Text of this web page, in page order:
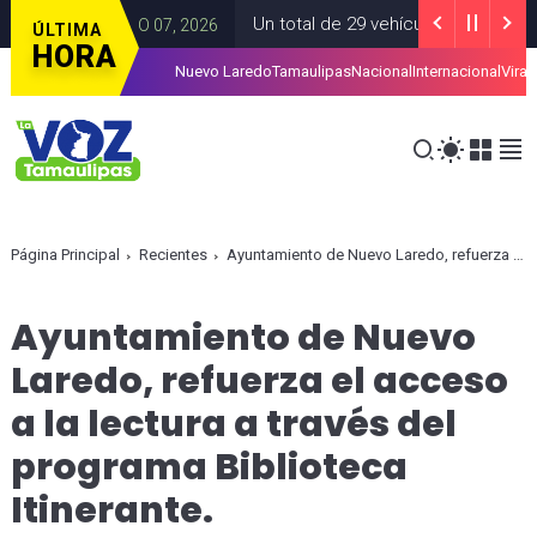
ÚLTIMA
HORA
AGOSTO 07, 2026 Un total de 29 vehículos robados fueron
CDMEXICO AGOSTO 07, 2026
Nuevo LaredoTamaulipasNacional Internacional Viral
Página Principal Recientes Ayuntamiento de Nuevo Laredo, refuerza el acceso a la lectura a través del programa Biblioteca Itinerante.
Ayuntamiento de Nuevo
Laredo, refuerza el acceso
a la lectura a través del
programa Biblioteca
Itinerante.